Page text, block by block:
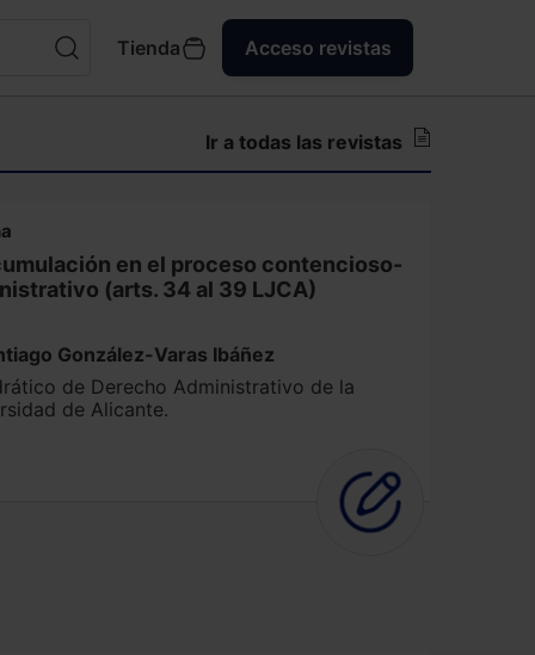
Tienda Acceso revistas
Ir a todas las revistas
en el proceso contencioso-
(arts. 34 al 39 LJCA)
González-Varas Ibáñez
de Derecho Administrativo de la
de Alicante.